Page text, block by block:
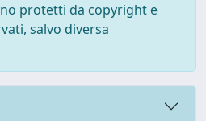
protetti da copyright e
salvo diversa